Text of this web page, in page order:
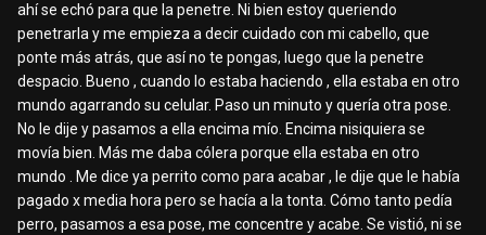
ahí se echó para que la penetre. Ni bien estoy queriendo
penetrarla y me empieza a decir cuidado con mi cabello, que
ponte más atrás, que así no te pongas, luego que la penetre
despacio. Bueno , cuando lo estaba haciendo , ella estaba en otro
mundo agarrando su celular. Paso un minuto y quería otra pose.
No le dije y pasamos a ella encima mío. Encima nisiquiera se
movía bien. Más me daba cólera porque ella estaba en otro
mundo . Me dice ya perrito como para acabar , le dije que le había
pagado x media hora pero se hacía a la tonta. Cómo tanto pedía
perro, pasamos a esa pose, me concentre y acabe. Se vistió, ni se